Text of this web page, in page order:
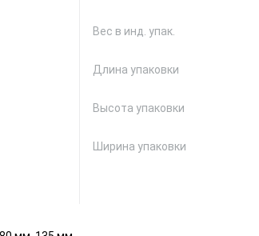
Вес в инд. упак.
Длина упаковки
Высота упаковки
Ширина упаковки